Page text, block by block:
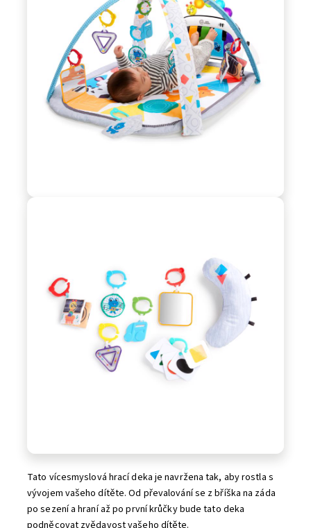
Tato vícesmyslová hrací deka je navržena tak, aby rostla s
vývojem vašeho dítěte. Od převalování se z bříška na záda
po sezení a hraní až po první krůčky bude tato deka
podněcovat zvědavost vašeho dítěte.